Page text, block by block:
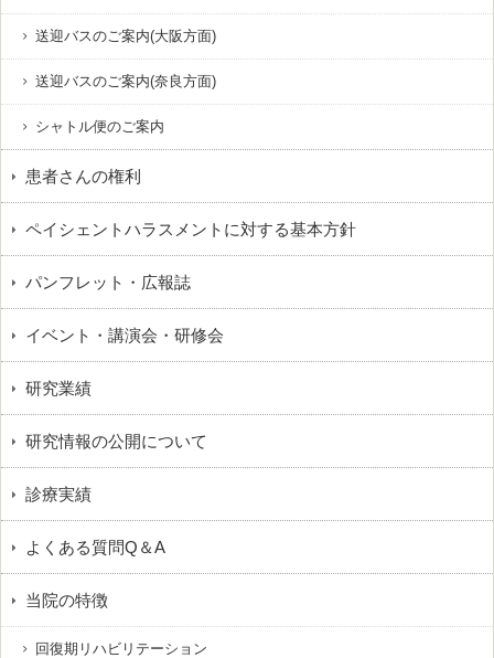
送迎バスのご案内(大阪方面)
送迎バスのご案内(奈良方面)
シャトル便のご案内
患者さんの権利
ペイシェントハラスメントに対する基本方針
パンフレット・広報誌
イベント・講演会・研修会
研究業績
研究情報の公開について
診療実績
よくある質問Q＆A
当院の特徴
回復期リハビリテーション